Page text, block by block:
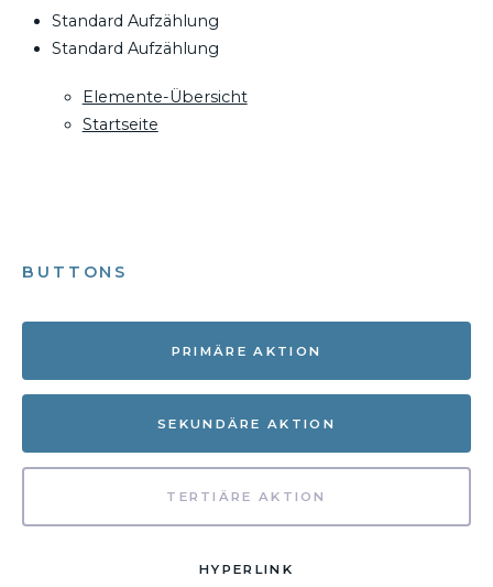
Standard Aufzählung
Standard Aufzählung
Elemente-Übersicht
Startseite
BUTTONS
PRIMÄRE AKTION
SEKUNDÄRE AKTION
TERTIÄRE AKTION
HYPERLINK